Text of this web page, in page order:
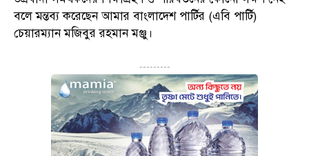
বলে মন্তব‍্য করেছেন আমার বাংলাদেশ পার্টির (এবি পার্টি)
চেয়ারম্যান মজিবুর রহমান মঞ্জু।
---------